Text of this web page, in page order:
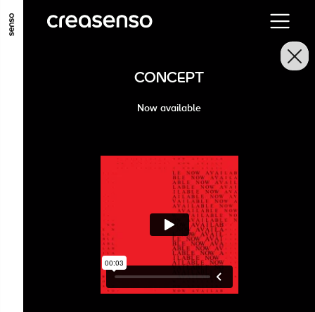
ALLER AU CONTENU PRINCIPAL
ALLER EN BAS DE PAGECONCEPT
Now available